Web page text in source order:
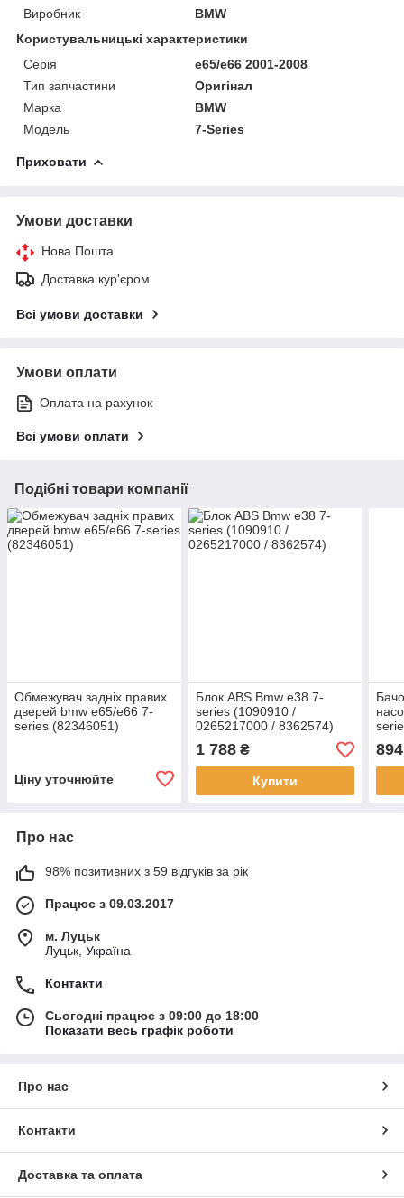
Виробник
BMW
Користувальницькі характеристики
Серія
e65/e66 2001-2008
Тип запчастини
Оригінал
Марка
BMW
Модель
7-Series
Приховати
Умови доставки
Нова Пошта
Доставка кур'єром
Всі умови доставки
Умови оплати
Оплата на рахунок
Всі умови оплати
Подібні товари компанії
Обмежувач задніх правих
дверей bmw e65/e66 7-
series (82346051)
Ціну уточнюйте
Блок ABS Bmw e38 7-
series (1090910 /
0265217000 / 8362574)
1 788₴
Купити
894
Про нас
98% позитивних з 59 відгуків за рік
Працює з 09.03.2017
м. Луцьк
Луцьк, Україна
Контакти
Сьогодні працює з 09:00 до 18:00
Показати весь графік роботи
Про нас
Контакти
Доставка та оплата